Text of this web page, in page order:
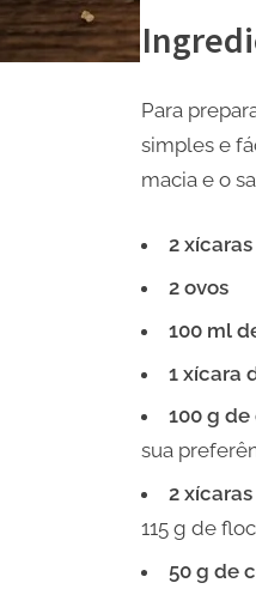
Para
simples e
macia e o
2
2 ovos
100 ml
1 xícara
100 g
sua
2
115 g de
50 g de